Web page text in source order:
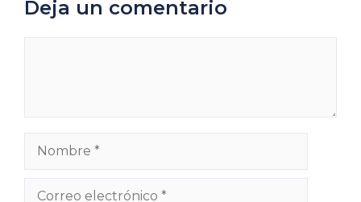
Deja un comentario
Nombre
Correo